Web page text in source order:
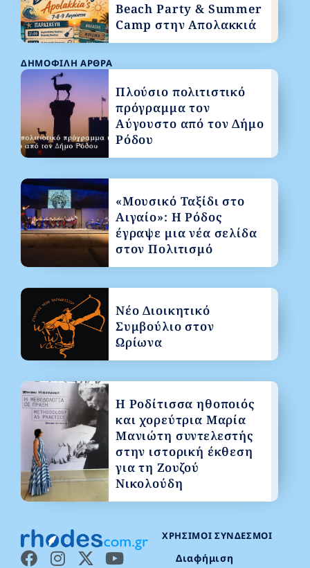
ΧΡΉΣΙΜΟΙ ΣΎΝΔΕΣΜΟΙ
Διαφήμιση
ΔΗΜΟΦΙΛΉ ΆΡΘΡΑ
Πλούσιο πολιτιστικό
πρόγραμμα τον
Αύγουστο από τον Δήμο
Ρόδου
«Μουσικό Ταξίδι στο
Αιγαίο»: Η Ρόδος
έγραψε μια νέα σελίδα
στον Πολιτισμό
Νέο Διοικητικό
Συμβούλιο στον
Ωρίωνα
Η Ροδίτισσα ηθοποιός
και χορεύτρια Μαρία
Μανιώτη συντελεστής
στην ιστορική έκθεση
για τη Ζουζού
Νικολούδη
Beach Party & Summer
Camp στην Απολακκιά